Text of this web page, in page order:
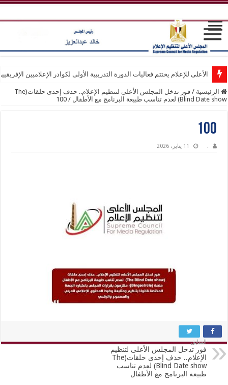
الأعلى للإعلام يختتم فعاليات الدورة التدريبية الأولى لكوادر الإعلاميين
الرئيسية /
فور تدخل المجلس الأعلى لتنظيم الإعلام.. حذف إحدى حلقات(The
Blind Date show) لعدم تناسب طبيعة البرنامج مع الأطفال
/
100
100
. 11 يناير، 2026
السابق
فور تدخل المجلس الأعلى لتنظيم
الإعلام.. حذف إحدى حلقات(The
Blind Date show) لعدم تناسب
طبيعة البرنامج مع الأطفال